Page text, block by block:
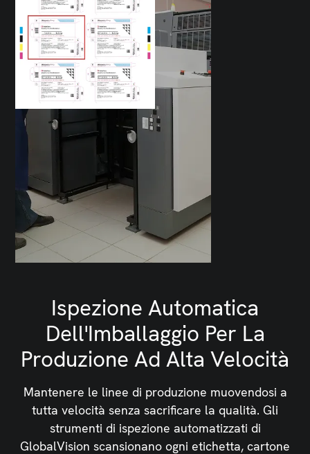
Ispezione Automatica
Dell'Imballaggio Per La
Produzione Ad Alta Velocità
Mantenere le linee di produzione muovendosi a
tutta velocità senza sacrificare la qualità. Gli
strumenti di ispezione automatizzati di
GlobalVision scansionano ogni etichetta, cartone